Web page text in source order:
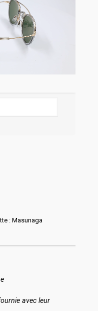
: Masunaga
avec leur